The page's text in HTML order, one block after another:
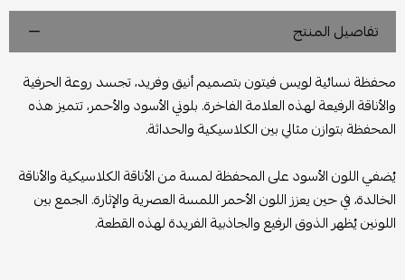
تفاصيل المنتج
محفظة نسائية لويس فيتون بتصميم أنيق وفريد، تجسد روعة الحرفية
والأناقة الرفيعة لهذه العلامة الفاخرة. بلوني الأسود والأحمر، تتميز هذه
المحفظة بتوازن مثالي بين الكلاسيكية والحداثة.
يُضفي اللون الأسود على المحفظة لمسة من الأناقة الكلاسيكية والأناقة
الخالدة، في حين يعزز اللون الأحمر اللمسة العصرية والإثارة. الجمع بين
اللونين يُظهر الذوق الرفيع والجاذبية الفريدة لهذه القطعة.